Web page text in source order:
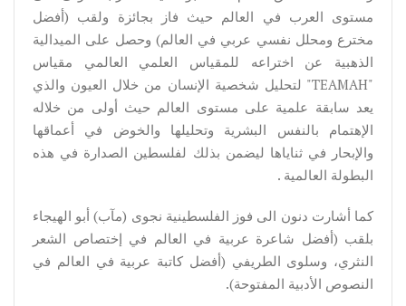
مستوى العرب في العالم حيث فاز بجائزة ولقب (أفضل
مخترع ومحلل نفسي عربي في العالم) وحصل على الميدالية
الذهبية عن اختراعه للمقياس العلمي العالمي مقياس
"TEAMAH" لتحليل شخصية الإنسان من خلال العيون والذي
يعد سابقة علمية على مستوى العالم حيث أولى من خلاله
الإهتمام بالنفس البشرية وتحليلها والخوض في أعماقها
والإبحار في ثناياها ليضمن بذلك لفلسطين الصدارة في هذه
البطولة العالمية .
كما أشارت دنون الى فوز الفلسطينية نجوى (مآب) أبو الهيجاء
بلقب (أفضل شاعرة عربية في العالم في إختصاص الشعر
النثري، وسلوى الطريفي (أفضل كاتبة عربية في العالم في
النصوص الأدبية المفتوحة).